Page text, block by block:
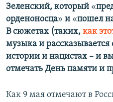
Зеленский, который «​
орденоносца»​ и «​пошел
В сюжетах (таких, как
музыка и
истории и нацистах – и
отмечать День памяти и
Как 9 мая отмечают в